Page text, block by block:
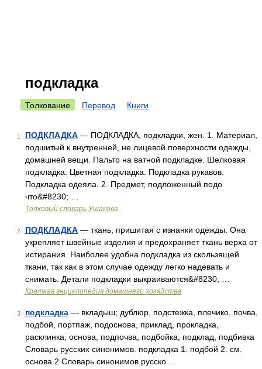
подкладка
Толкование Перевод Книги
1 ПОДКЛАДКА — ПОДКЛАДКА, подкладки, жен. 1. Материал,
подшитый к внутренней, не лицевой поверхности одежды,
домашней вещи. Пальто на ватной подкладке. Шелковая
подкладка. Цветная подкладка. Подкладка рукавов.
Подкладка одеяла. 2. Предмет, подложенный подо
что&#8230; …
Толковый словарь Ушакова
2 ПОДКЛАДКА — ткань, пришитая с изнанки одежды. Она
укрепляет швейные изделия и предохраняет ткань верха от
истирания. Наиболее удобна подкладка из скользящей
ткани, так как в этом случае одежду легко надевать и
снимать. Детали подкладки выкраиваются&#8230; …
Краткая энциклопедия домашнего хозяйства
3 подкладка — вкладыш; дублюр, подстежка, плечико, почва,
подбой, портпаж, подоснова, приклад, прокладка,
расклинка, основа, подпочва, подбойка, подклад, подбивка
Словарь русских синонимов. подкладка 1. подбой 2. см.
основа 2 Словарь синонимов русско …